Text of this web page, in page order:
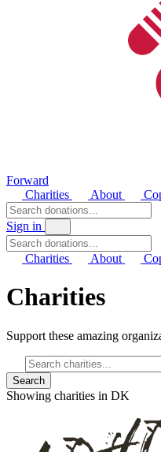
Forward
Charities
About
Sign in
Charities About
Charities
Support these amazing
Showing charities in DK